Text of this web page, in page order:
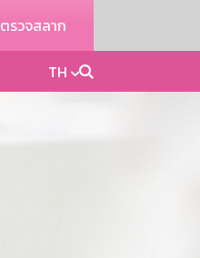
ตรวจสลาก
TH